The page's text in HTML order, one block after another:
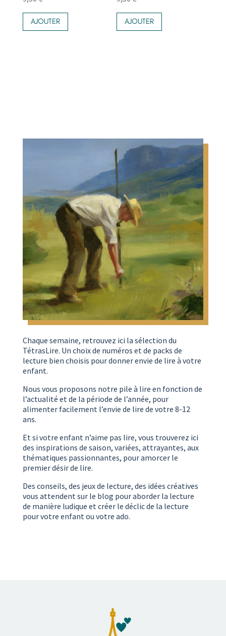
AJOUTER AJOUTER
Chaque semaine, retrouvez ici la sélection du
TétrasLire. Un choix de numéros et de packs de
lecture bien choisis pour donner envie de lire à votre
enfant.
Nous vous proposons notre pile à lire en fonction de
l’actualité et de la période de l’année, pour
alimenter facilement l’envie de lire de votre 8-12
ans.
Et si votre enfant n’aime pas lire, vous trouverez ici
des inspirations de saison, variées, attrayantes, aux
thématiques passionnantes, pour amorcer le
premier désir de lire.
Des conseils, des jeux de lecture, des idées créatives
vous attendent sur le blog pour aborder la lecture
de manière ludique et créer le déclic de la lecture
pour votre enfant ou votre ado.